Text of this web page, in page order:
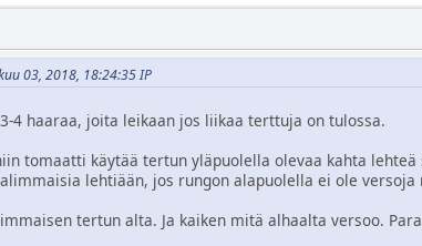
03, 2018, 18:24:35 IP
4 haaraa, joita leikaan jos liikaa terttuja on tulossa.
tomaatti käytää tertun yläpuolella olevaa kahta lehteä
lehtiään, jos rungon alapuolella ei ole versoja
tertun alta. Ja kaiken mitä alhaalta versoo.